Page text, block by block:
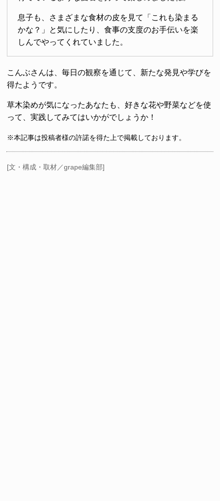
息子も、さまざまな食材の皮を見て「これも染まる
かな？」と気にしたり、食事の支度のお手伝いを楽
しんでやってくれていました。
こんぶさんは、毎日の観察を通じて、新たな発見や学びを
得たようです。
草木染めが気になったあなたも、好きな花や野菜などを使
って、実践してみてはいかがでしょうか！
※本記事は投稿者様の許諾を得た上で掲載しております。
[文・構成・取材／grape編集部]